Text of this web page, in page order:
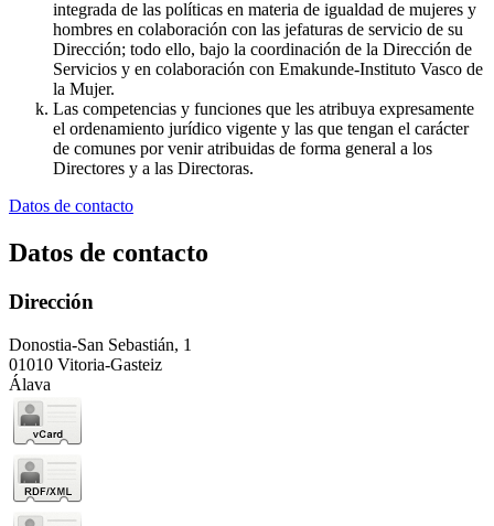
integrada de las políticas en materia de igualdad de mujeres y
hombres en colaboración con las jefaturas de servicio de su
Dirección; todo ello, bajo la coordinación de la Dirección de
Servicios y en colaboración con Emakunde-Instituto Vasco de
la Mujer.
Las competencias y funciones que les atribuya expresamente
el ordenamiento jurídico vigente y las que tengan el carácter
de comunes por venir atribuidas de forma general a los
Directores y a las Directoras.
Datos de contacto
Datos de contacto
Dirección
Donostia-San Sebastián, 1
01010 Vitoria-Gasteiz
Álava